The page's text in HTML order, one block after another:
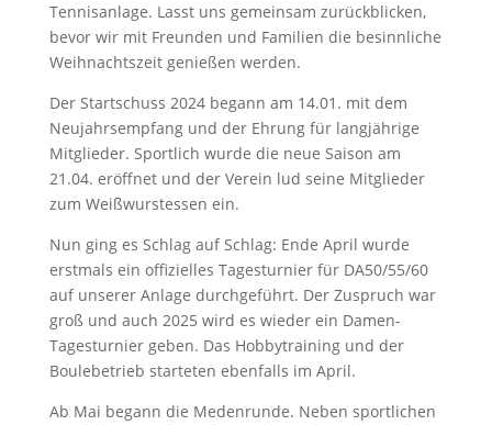
Tennisanlage. Lasst uns gemeinsam zurückblicken,
bevor wir mit Freunden und Familien die besinnliche
Weihnachtszeit genießen werden.
Der Startschuss 2024 begann am 14.01. mit dem
Neujahrsempfang und der Ehrung für langjährige
Mitglieder. Sportlich wurde die neue Saison am
21.04. eröffnet und der Verein lud seine Mitglieder
zum Weißwurstessen ein.
Nun ging es Schlag auf Schlag: Ende April wurde
erstmals ein offizielles Tagesturnier für DA50/55/60
auf unserer Anlage durchgeführt. Der Zuspruch war
groß und auch 2025 wird es wieder ein Damen-
Tagesturnier geben. Das Hobbytraining und der
Boulebetrieb starteten ebenfalls im April.
Ab Mai begann die Medenrunde. Neben sportlichen